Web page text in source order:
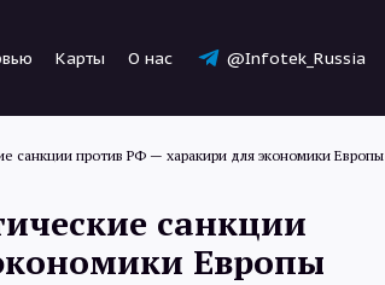
Карты О нас @Infotek_Russia
санкции против РФ — харакири для экономики Европы
санкции
Европы